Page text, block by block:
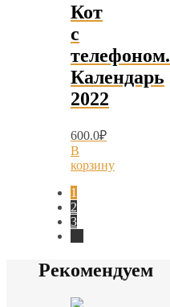
Кот
с
телефоном.
Календарь
2022
600.0₽
В
корзину
1
2
3
Рекомендуем